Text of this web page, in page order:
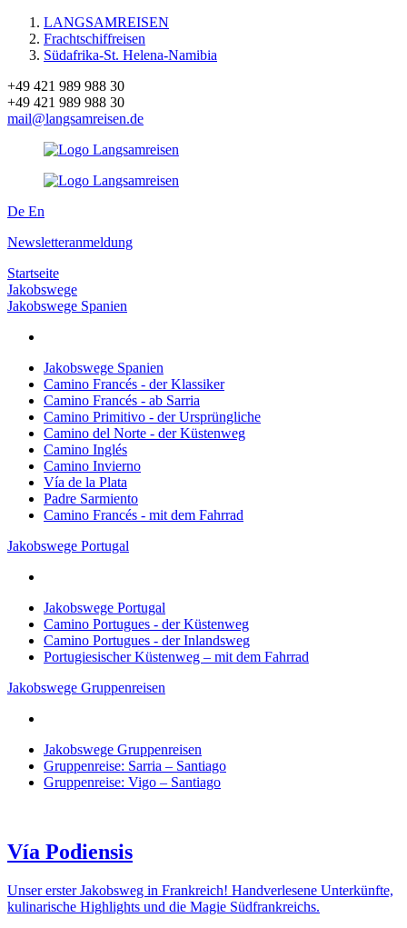
LANGSAMREISEN
Frachtschiffreisen
Südafrika-St. Helena-Namibia
+49 421 989 988 30
+49 421 989 988 30
mail@langsamreisen.de
De En
Newsletteranmeldung
Startseite
Jakobswege
Jakobswege Spanien
Jakobswege Spanien
Camino Francés - der Klassiker
Camino Francés - ab Sarria
Camino Primitivo - der Ursprüngliche
Camino del Norte - der Küstenweg
Camino Inglés
Camino Invierno
Vía de la Plata
Padre Sarmiento
Camino Francés - mit dem Fahrrad
Jakobswege Portugal
Jakobswege Portugal
Camino Portugues - der Küstenweg
Camino Portugues - der Inlandsweg
Portugiesischer Küstenweg – mit dem Fahrrad
Jakobswege Gruppenreisen
Jakobswege Gruppenreisen
Gruppenreise: Sarria – Santiago
Gruppenreise: Vigo – Santiago
Vía Podiensis
Unser erster Jakobsweg in Frankreich! Handverlesene Unterkünfte,
kulinarische Highlights und die Magie Südfrankreichs.